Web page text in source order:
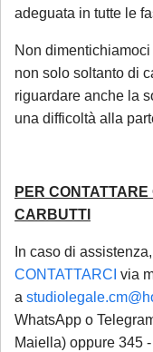
adeguata in tutte le
Non
non solo soltanto di
riguardare anche la
una difficoltà alla
PER
CARBUTTI
In caso di
CONTATTARCI via
a
WhatsApp o
Maiella) oppure 345
gestione
rinviabili)
a partire dal 1°